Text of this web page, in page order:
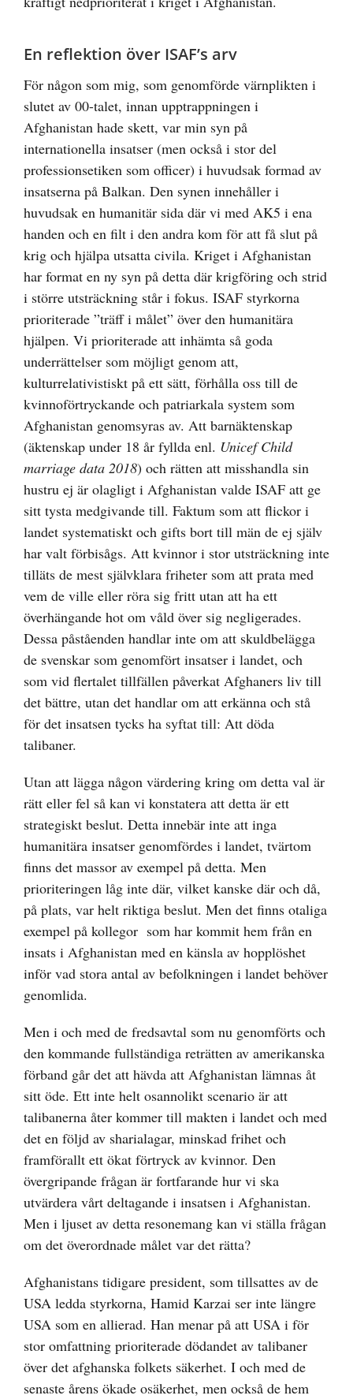
En reflektion över ISAF’s arv
För någon som mig, som genomförde värnplikten i
slutet av 00-talet, innan upptrappningen i
Afghanistan hade skett, var min syn på
internationella insatser (men också i stor del
professionsetiken som officer) i huvudsak formad av
insatserna på Balkan. Den synen innehåller i
huvudsak en humanitär sida där vi med AK5 i ena
handen och en filt i den andra kom för att få slut på
krig och hjälpa utsatta civila. Kriget i Afghanistan
har format en ny syn på detta där krigföring och strid
i större utsträckning står i fokus. ISAF styrkorna
prioriterade ”träff i målet” över den humanitära
hjälpen. Vi prioriterade att inhämta så goda
underrättelser som möjligt genom att,
kulturrelativistiskt på ett sätt, förhålla oss till de
kvinnoförtryckande och patriarkala system som
Afghanistan genomsyras av. Att barnäktenskap
(äktenskap under 18 år fyllda enl. Unicef Child
marriage data 2018) och rätten att misshandla sin
hustru ej är olagligt i Afghanistan valde ISAF att ge
sitt tysta medgivande till. Faktum som att flickor i
landet systematiskt och gifts bort till män de ej själv
har valt förbisågs. Att kvinnor i stor utsträckning inte
tilläts de mest självklara friheter som att prata med
vem de ville eller röra sig fritt utan att ha ett
överhängande hot om våld över sig negligerades.
Dessa påståenden handlar inte om att skuldbelägga
de svenskar som genomfört insatser i landet, och
som vid flertalet tillfällen påverkat Afghaners liv till
det bättre, utan det handlar om att erkänna och stå
för det insatsen tycks ha syftat till: Att döda
talibaner.
Utan att lägga någon värdering kring om detta val är
rätt eller fel så kan vi konstatera att detta är ett
strategiskt beslut. Detta innebär inte att inga
humanitära insatser genomfördes i landet, tvärtom
finns det massor av exempel på detta. Men
prioriteringen låg inte där, vilket kanske där och då,
på plats, var helt riktiga beslut. Men det finns otaliga
exempel på kollegor som har kommit hem från en
insats i Afghanistan med en känsla av hopplöshet
inför vad stora antal av befolkningen i landet behöver
genomlida.
Men i och med de fredsavtal som nu genomförts och
den kommande fullständiga reträtten av amerikanska
förband går det att hävda att Afghanistan lämnas åt
sitt öde. Ett inte helt osannolikt scenario är att
talibanerna åter kommer till makten i landet och med
det en följd av sharialagar, minskad frihet och
framförallt ett ökat förtryck av kvinnor. Den
övergripande frågan är fortfarande hur vi ska
utvärdera vårt deltagande i insatsen i Afghanistan.
Men i ljuset av detta resonemang kan vi ställa frågan
om det överordnade målet var det rätta?
Afghanistans tidigare president, som tillsattes av de
USA ledda styrkorna, Hamid Karzai ser inte längre
USA som en allierad. Han menar på att USA i för
stor omfattning prioriterade dödandet av talibaner
över det afghanska folkets säkerhet. I och med de
senaste årens ökade osäkerhet, men också de hem